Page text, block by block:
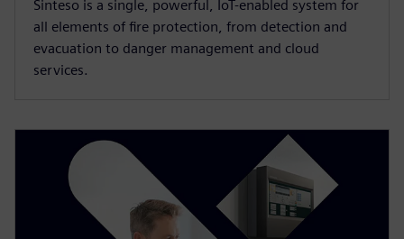
Sinteso is a single, powerful, IoT-enabled system for
all elements of fire protection, from detection and
evacuation to danger management and cloud
services.